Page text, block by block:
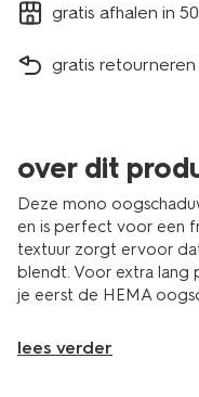
gratis afhalen in
gratis
over dit
Deze mono
en is perfect voor een
textuur zorgt ervoor
blendt. Voor extra lang
je eerst de HEMA
lees verder